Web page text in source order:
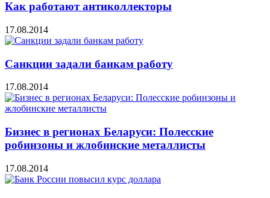
Как работают антиколлекторы
17.08.2014
Санкции задали банкам работу
17.08.2014
Бизнес в регионах Беларуси: Полесские
робинзоны и жлобинские металлисты
17.08.2014